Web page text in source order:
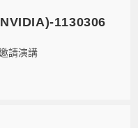
1130306
請演講